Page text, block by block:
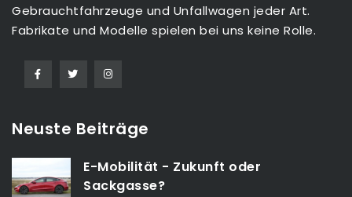
Gebrauchtfahrzeuge und Unfallwagen jeder Art.
Fabrikate und Modelle spielen bei uns keine Rolle.
Neuste Beiträge
E-Mobilität - Zukunft oder
Sackgasse?